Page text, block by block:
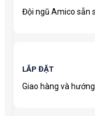
Đội ngũ Amico sẵn
LẮP ĐẶT
Giao hàng và